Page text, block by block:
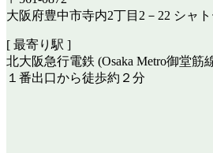
大阪府豊中市寺内2丁目2－22 シャ
[ 最寄り駅 ]
北大阪急行電鉄 (Osaka Metro御堂筋
１番出口から徒歩約２分